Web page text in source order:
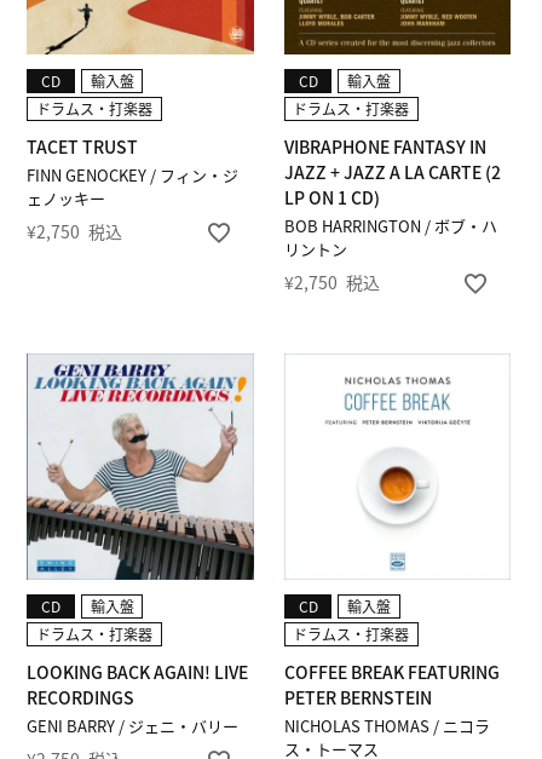
FINN GENOCKEY / フィン・ジ
ェノッキー
TACET TRUST
CD
輸入盤
ドラムス・打楽器
¥2,750 税込
BOB HARRINGTON / ボブ・ハ
リントン
VIBRAPHONE FANTASY IN
JAZZ + JAZZ A LA CARTE (2
LP ON 1 CD)
CD
輸入盤
ドラムス・打楽器
¥2,750 税込
GENI BARRY / ジェニ・バリー
LOOKING BACK AGAIN! LIVE
RECORDINGS
CD
輸入盤
ドラムス・打楽器
NICHOLAS THOMAS / ニコラ
ス・トーマス
COFFEE BREAK FEATURING
PETER BERNSTEIN
CD
輸入盤
ドラムス・打楽器